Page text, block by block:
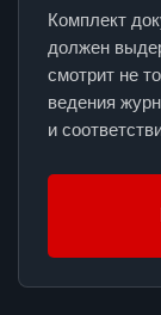
Комплект
должен
смотрит не
ведения
и